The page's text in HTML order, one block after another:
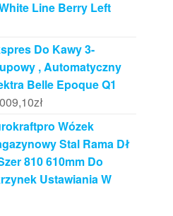
Line Berry Left
Do Kawy 3-
, Automatyczny
Belle Epoque Q1
zł
Wózek
Stal Rama Dł
810 610mm Do
Ustawiania W